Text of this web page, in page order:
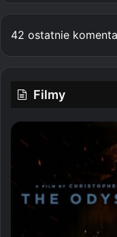
42 ostatnie
Filmy